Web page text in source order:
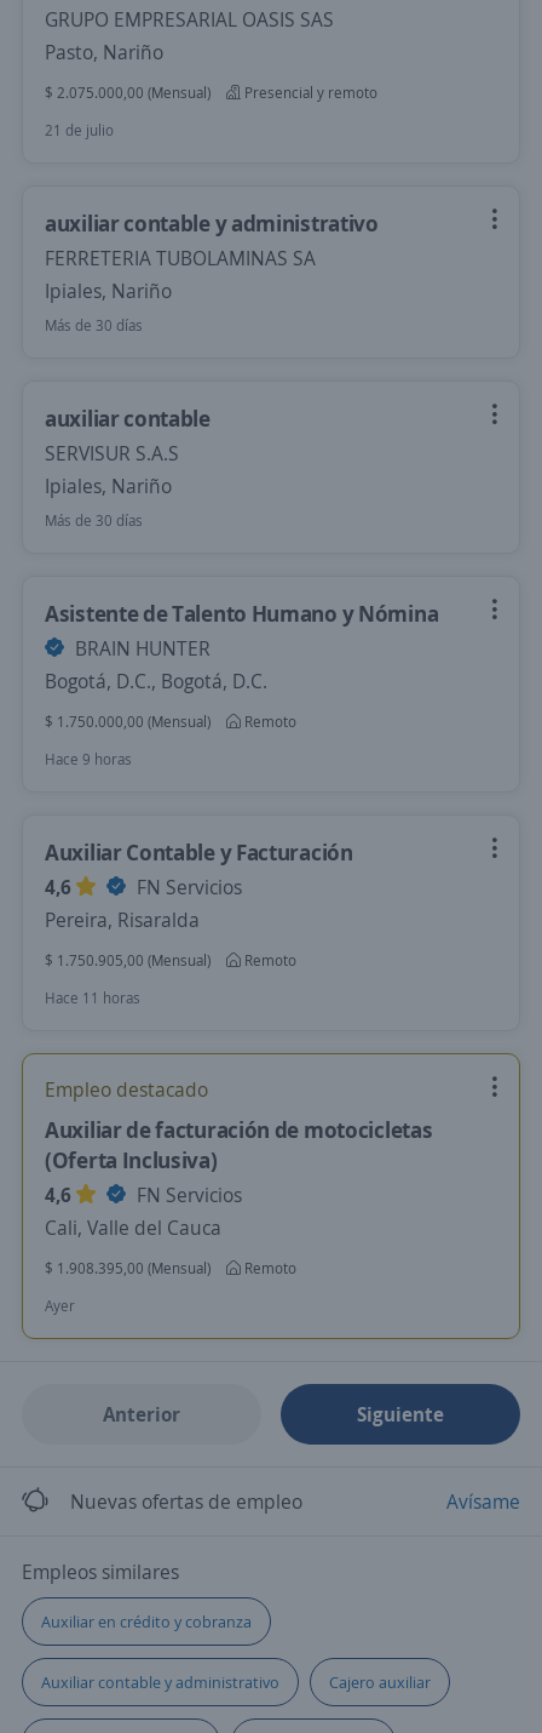
GRUPO EMPRESARIAL OASIS SAS
Pasto, Nariño
$ 2.075.000,00 (Mensual)
Presencial y remoto
21 de julio
auxiliar contable y administrativo
FERRETERIA TUBOLAMINAS SA
Ipiales, Nariño
Más de 30 días
auxiliar contable
SERVISUR S.A.S
Ipiales, Nariño
Más de 30 días
Asistente de Talento Humano y Nómina
BRAIN HUNTER
Bogotá, D.C., Bogotá, D.C.
$ 1.750.000,00 (Mensual)
Remoto
Hace 9 horas
Auxiliar Contable y Facturación
4,6
FN Servicios
Pereira, Risaralda
$ 1.750.905,00 (Mensual)
Remoto
Hace 11 horas
Empleo destacado
Auxiliar de facturación de motocicletas
(Oferta Inclusiva)
4,6
FN Servicios
Cali, Valle del Cauca
$ 1.908.395,00 (Mensual)
Remoto
Ayer
Anterior Siguiente
Nuevas ofertas de empleo Avísame
Empleos similares
Auxiliar en crédito y cobranza
Auxiliar contable y administrativo Cajero auxiliar